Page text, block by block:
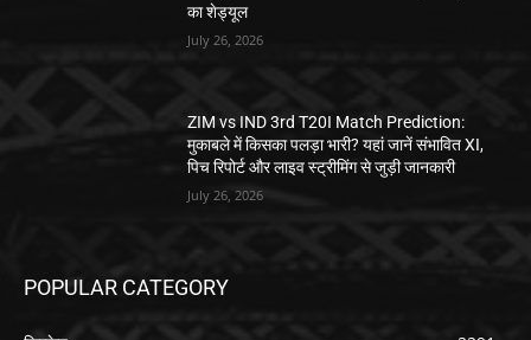
का शेड्यूल
July 26, 2026
ZIM vs IND 3rd T20I Match Prediction:
मुकाबले में किसका पलड़ा भारी? यहां जानें संभावित XI,
पिच रिपोर्ट और लाइव स्ट्रीमिंग से जुड़ी जानकारी
July 26, 2026
POPULAR CATEGORY